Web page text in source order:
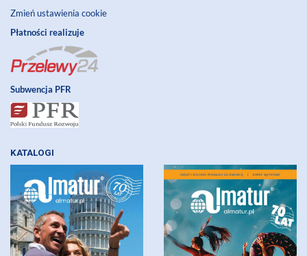
Zmień ustawienia cookie
Płatności realizuje
Subwencja PFR
KATALOGI